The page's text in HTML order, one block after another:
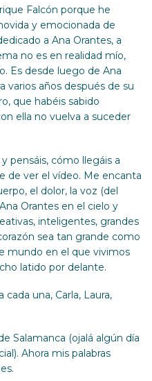
Falcón porque he
y emocionada de
a Ana Orantes, a
no es en realidad mío,
Es desde luego de Ana
varios años después de su
que habéis sabido
ella no vuelva a suceder
pensáis, cómo llegáis a
de ver el vídeo. Me encanta
el dolor, la voz (del
Orantes en el cielo y
inteligentes, grandes
sea tan grande como
mundo en el que vivimos
latido por delante.
cada una, Carla, Laura,
Salamanca (ojalá algún día
Ahora mis palabras